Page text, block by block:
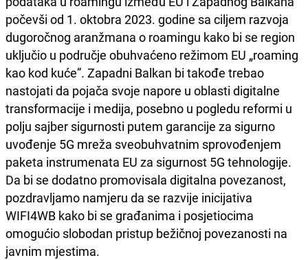
počevši od 1. oktobra 2023. godine sa ciljem razvoja
dugoročnog aranžmana o roamingu kako bi se region
uključio u područje obuhvaćeno režimom EU „roaming
kao kod kuće”. Zapadni Balkan bi takođe trebao
nastojati da pojača svoje napore u oblasti digitalne
transformacije i medija, posebno u pogledu reformi u
polju sajber sigurnosti putem garancije za sigurno
uvođenje 5G mreža sveobuhvatnim sprovođenjem
paketa instrumenata EU za sigurnost 5G tehnologije.
Da bi se dodatno promovisala digitalna povezanost,
pozdravljamo namjeru da se razvije inicijativa
WIFI4WB kako bi se građanima i posjetiocima
omogućio slobodan pristup bežičnoj povezanosti na
javnim mjestima.